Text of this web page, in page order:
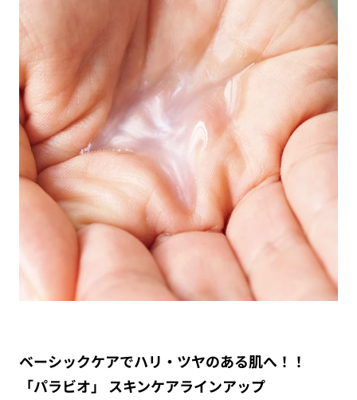
ベーシックケアでハリ・ツヤのある肌へ！！
「パラビオ」 スキンケアラインアップ